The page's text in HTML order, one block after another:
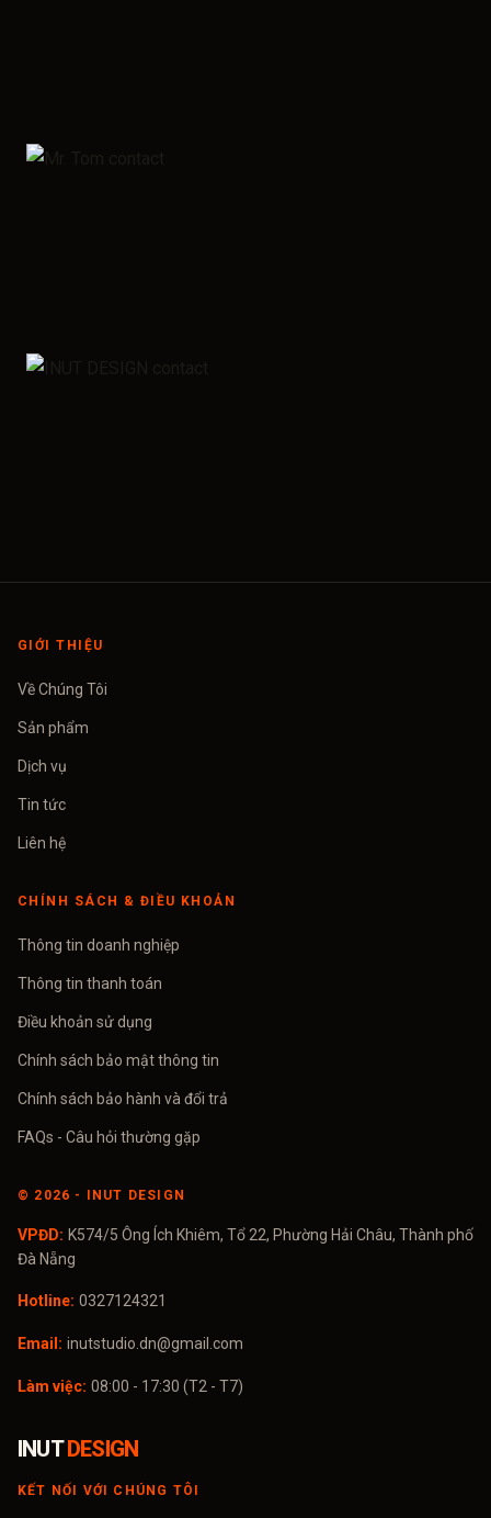
GIỚI THIỆU
Về Chúng Tôi
Sản phẩm
Dịch vụ
Tin tức
Liên hệ
CHÍNH SÁCH & ĐIỀU KHOẢN
Thông tin doanh nghiệp
Thông tin thanh toán
Điều khoản sử dụng
Chính sách bảo mật thông tin
Chính sách bảo hành và đổi trả
FAQs - Câu hỏi thường gặp
© 2026 - INUT DESIGN
VPĐD: K574/5 Ông Ích Khiêm, Tổ 22, Phường Hải Châu, Thành phố
Đà Nẵng
Hotline: 0327124321
Email: inutstudio.dn@gmail.com
Làm việc: 08:00 - 17:30 (T2 - T7)
INUT DESIGN
KẾT NỐI VỚI CHÚNG TÔI